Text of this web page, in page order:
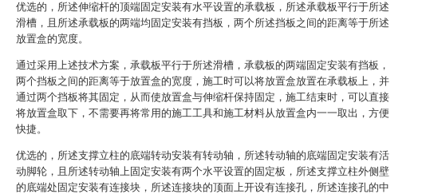
优选的，所述伸缩杆的顶端固定安装有水平设置的承载板，所述承载板平行于所述
滑槽，且所述承载板的两端均固定安装有挡板，两个所述挡板之间的距离等于所述
放置盒的宽度。
通过采用上述技术方案，承载板平行于所述滑槽，承载板的两端固定安装有挡板，
两个挡板之间的距离等于放置盒的宽度，施工时可以将放置盒放置在承载板上，并
通过两个挡板将其固定，从而使放置盒与伸缩杆保持固定，施工结束时，可以直接
将放置盒取下，不需要再将常用的施工工具和施工材料从放置盒内一一取出，方便
快捷。
优选的，所述支撑立柱的底端转动安装有转动轴，所述转动轴的底端固定安装有活
动脚轮，且所述转动轴上固定安装有两个水平设置的固定板，所述支撑立柱外侧壁
的底端处固定安装有连接块，所述连接块的顶面上开设有连接孔，所述连接孔的中